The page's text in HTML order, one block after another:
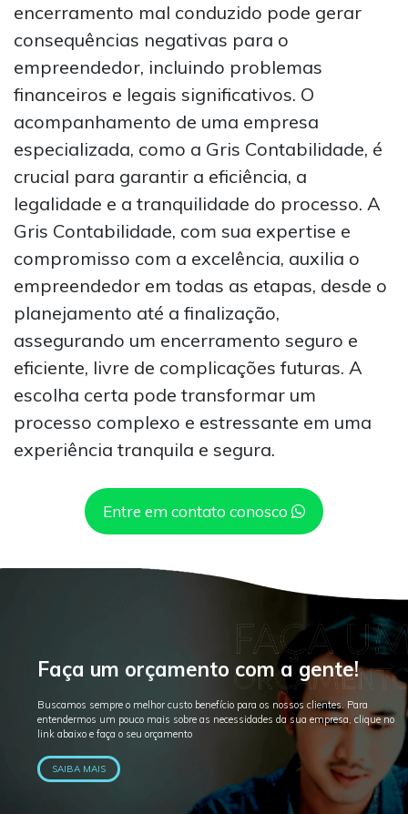
encerramento mal conduzido pode gerar
consequências negativas para o
empreendedor, incluindo problemas
financeiros e legais significativos. O
acompanhamento de uma empresa
especializada, como a Gris Contabilidade, é
crucial para garantir a eficiência, a
legalidade e a tranquilidade do processo. A
Gris Contabilidade, com sua expertise e
compromisso com a excelência, auxilia o
empreendedor em todas as etapas, desde o
planejamento até a finalização,
assegurando um encerramento seguro e
eficiente, livre de complicações futuras. A
escolha certa pode transformar um
processo complexo e estressante em uma
experiência tranquila e segura.
Entre em contato conosco
Faça um orçamento com a gente!
Buscamos sempre o melhor custo benefício para os nossos clientes. Para
entendermos um pouco mais sobre as necessidades da sua empresa, clique no
link abaixo e faça o seu orçamento
SAIBA MAIS